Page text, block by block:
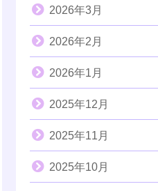
2026年3月
2026年2月
2026年1月
2025年12月
2025年11月
2025年10月